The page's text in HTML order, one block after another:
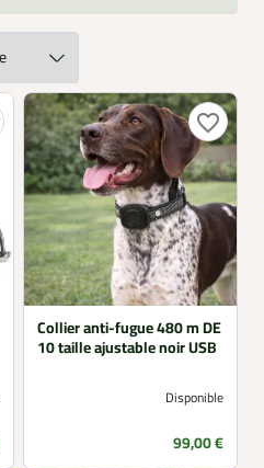
favorite_border
Collier anti-fugue 480 m DE
10 taille ajustable noir USB
Disponible
Prix
99,00 €